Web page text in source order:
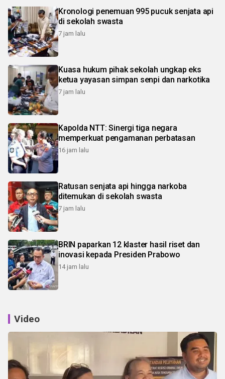
Kronologi penemuan 995 pucuk senjata api
di sekolah swasta
7 jam lalu
Kuasa hukum pihak sekolah ungkap eks
ketua yayasan simpan senpi dan narkotika
7 jam lalu
Kapolda NTT: Sinergi tiga negara
memperkuat pengamanan perbatasan
16 jam lalu
Ratusan senjata api hingga narkoba
ditemukan di sekolah swasta
7 jam lalu
BRIN paparkan 12 klaster hasil riset dan
inovasi kepada Presiden Prabowo
14 jam lalu
Video